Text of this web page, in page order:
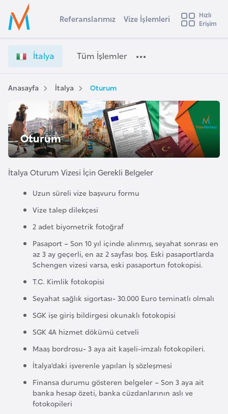
Ülke Seçimi
Başvuru yapmak istediğiniz ülkeyi seçin
Üye
Girişi
t
l
y
a
V
i
z
e
İ
ş
l
m
l
r
i
e
i
Referanslarımız Vize İşlemleri
Hızlı
Erişim
İtalya Tüm İşlemler
Anasayfa İtalya Oturum
Oturum
İtalya Oturum Vizesi İçin Gerekli Belgeler
Uzun süreli vize başvuru formu
Vize talep dilekçesi
2 adet biyometrik fotoğraf
Pasaport – Son 10 yıl içinde alınmış, seyahat sonrası en
az 3 ay geçerli, en az 2 sayfası boş. Eski pasaportlarda
Schengen vizesi varsa, eski pasaportun fotokopisi.
T.C. Kimlik fotokopisi
Seyahat sağlık sigortası- 30.000 Euro teminatlı olmalı
SGK işe giriş bildirgesi okunaklı fotokopisi
SGK 4A hizmet dökümü cetveli
Maaş bordrosu- 3 aya ait kaşeli-imzalı fotokopileri.
İtalya’daki işverenle yapılan İş sözleşmesi
Finansa durumu gösteren belgeler – Son 3 aya ait
banka hesap özeti, banka cüzdanlarının aslı ve
fotokopileri
s
t
r
a
A
v
u
t